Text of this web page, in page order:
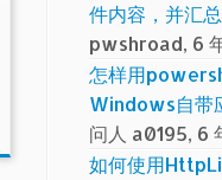
件内容，并汇
pwshroad, 6
怎样用
Windows自带
问人 a0195, 6
如何使用